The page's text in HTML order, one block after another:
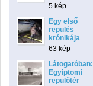
5 kép
Egy első
repülés
krónikája
63 kép
Látogatóban:
Egyiptomi
repülőtér